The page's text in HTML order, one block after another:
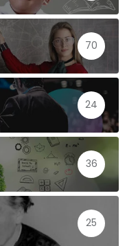
70
24
36
25